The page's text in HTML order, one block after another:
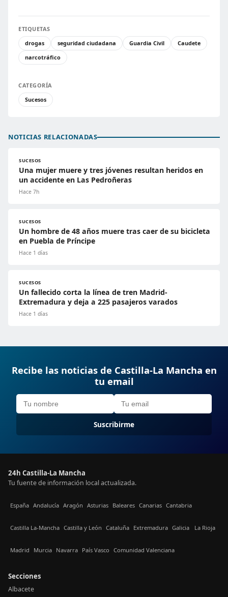
ETIQUETAS
drogas
seguridad ciudadana Guardia Civil
Caudete
narcotráfico
CATEGORÍA
Sucesos
NOTICIAS RELACIONADAS
SUCESOS
Una mujer muere y tres jóvenes resultan heridos en
un accidente en Las Pedroñeras
Hace 7h
SUCESOS
Un hombre de 48 años muere tras caer de su bicicleta
en Puebla de Príncipe
Hace 1 días
SUCESOS
Un fallecido corta la línea de tren Madrid-
Extremadura y deja a 225 pasajeros varados
Hace 1 días
Recibe las noticias de Castilla-La Mancha en
tu email
Suscribirme
24h Castilla-La Mancha
Tu fuente de información local actualizada.
España Andalucía Aragón Asturias Baleares Canarias Cantabria
Castilla La-Mancha Castilla y León Cataluña Extremadura Galicia La Rioja
Madrid Murcia Navarra País Vasco Comunidad Valenciana
Secciones
Albacete